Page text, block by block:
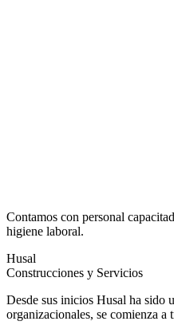
Contamos con personal
higiene laboral.
Husal
Construcciones y Servicios
Desde sus inicios Husal ha sido
organizacionales, se comienza a